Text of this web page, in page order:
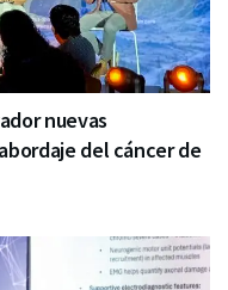
nuevas
del cáncer de